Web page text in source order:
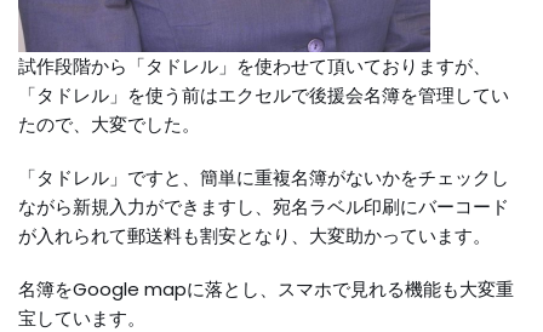
試作段階から「タドレル」を使わせて頂いておりますが、
「タドレル」を使う前はエクセルで後援会名簿を管理してい
たので、大変でした。
「タドレル」ですと、簡単に重複名簿がないかをチェックし
ながら新規入力ができますし、宛名ラベル印刷にバーコード
が入れられて郵送料も割安となり、大変助かっています。
名簿をGoogle mapに落とし、スマホで見れる機能も大変重
宝しています。